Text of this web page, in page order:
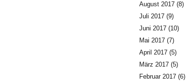
August 2017 (8)
Juli 2017 (9)
Juni 2017 (10)
Mai 2017 (7)
April 2017 (5)
März 2017 (5)
Februar 2017 (6)